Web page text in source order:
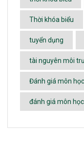
Thời khóa biểu
tuyển dụng
tài nguyên môi
Đánh giá môn
đánh giá môn học